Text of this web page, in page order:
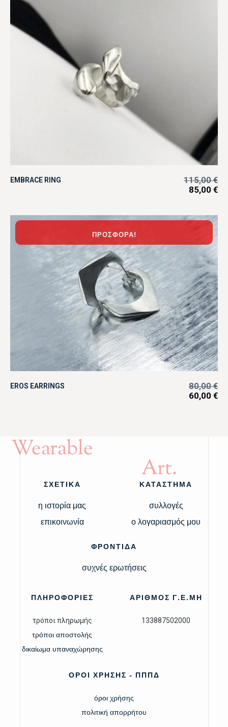
EMBRACE RING 115,00€
85,00 €
ΠΡΟΣΦΟΡΆ!
EROS EARRINGS 80,00€
60,00 €
Wearable
Art.
ΣΧΕΤΙΚΑ
η ιστορία μας
επικοινωνία
ΚΑΤΑΣΤΗΜΑ
συλλογές
ο λογαριασμός μου
ΦΡΟΝΤΙΔΑ
συχνές ερωτήσεις
ΠΛΗΡΟΦΟΡΙΕΣ
τρόποι πληρωμής
τρόποι αποστολής
δικαίωμα υπαναχώρησης
ΑΡΙΘΜΟΣ Γ.Ε.ΜΗ
133887502000
ΟΡΟΙ ΧΡΗΣΗΣ - ΠΠΠΔ
όροι χρήσης
πολιτική απορρήτου